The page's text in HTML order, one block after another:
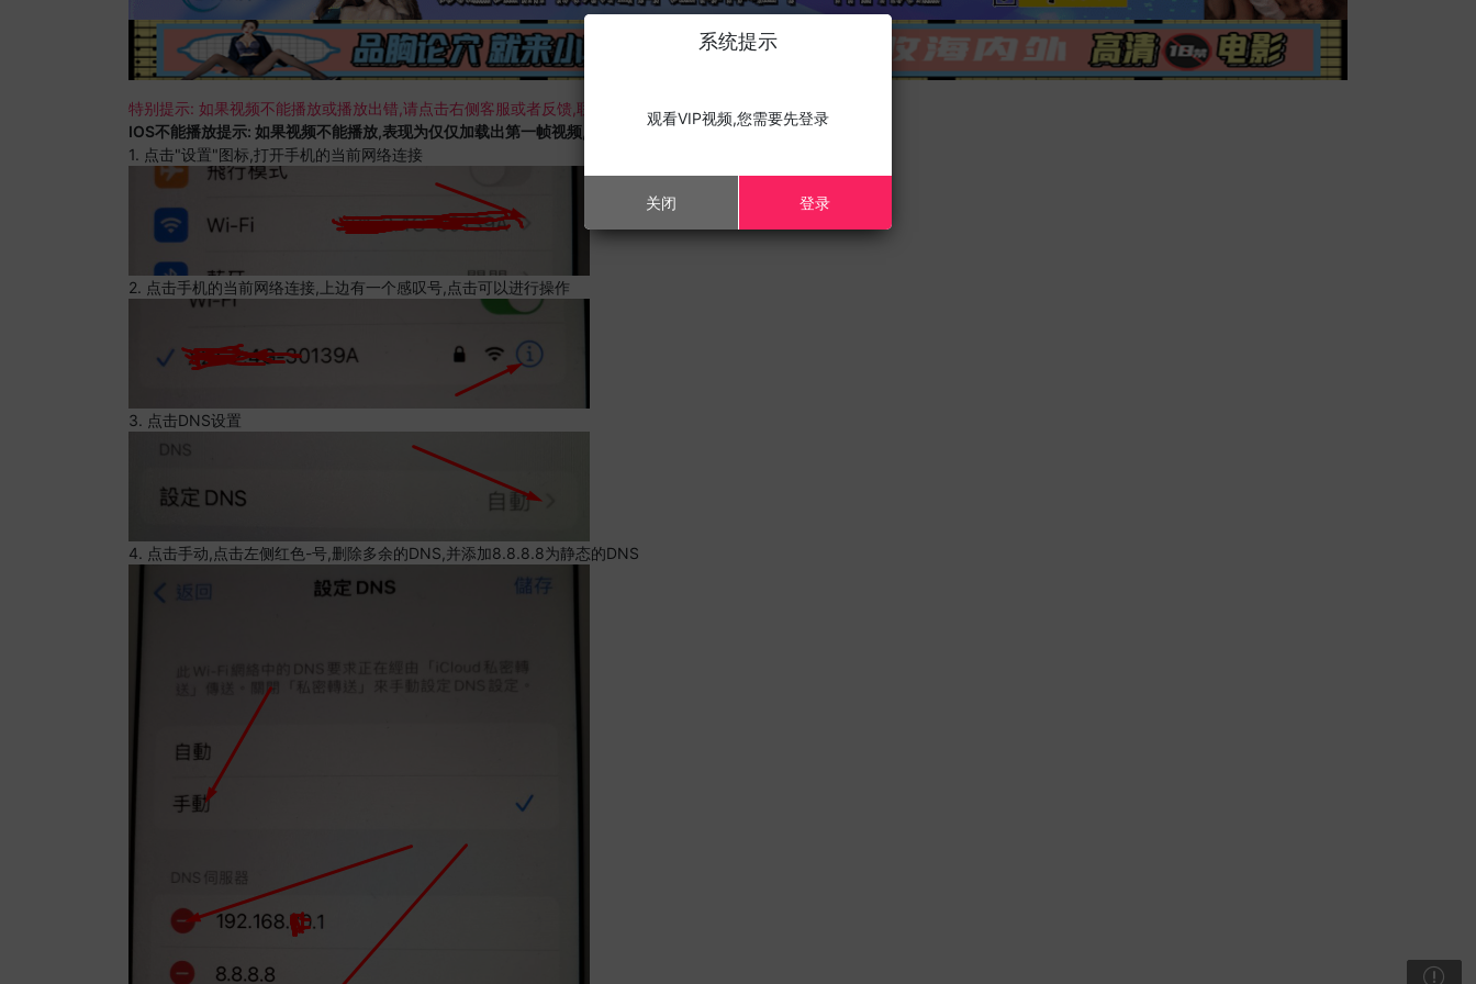
特别提示: 如果视频不能播放或播放出错,请点击右侧客服或者反馈,联系我们;
IOS不能播放提示: 如果视频不能播放,表现为仅仅加载出第一帧视频,且您的设备为苹果手机,请进行以下修改;
1. 点击"设置"图标,打开手机的当前网络连接
2. 点击手机的当前网络连接,上边有一个感叹号,点击可以进行操作
3. 点击DNS设置
4. 点击手动,点击左侧红色-号,删除多余的DNS,并添加8.8.8.8为静态的DNS
系统提示
观看VIP视频,您需要先登录
关闭 登录